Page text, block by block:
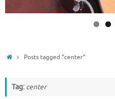
HomePosts tagged "center"
Tag: center